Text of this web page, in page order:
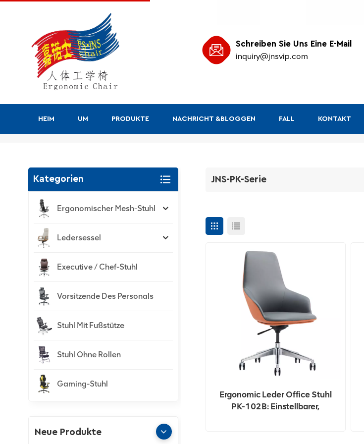
Schreiben Sie Uns Eine E-Mail
inquiry@jnsvip.com
HEIM UM PRODUKTE NACHRICHT &BLOGGEN FALL KONTAKT
JNS-PK-Serie
Ergonomic Leder Office Stuhl
PK-102B: Einstellbarer,
Kategorien
Ergonomischer Mesh-Stuhl
Ledersessel
Executive / Chef-Stuhl
Vorsitzende Des Personals
Stuhl Mit Fußstütze
Stuhl Ohne Rollen
Gaming-Stuhl
Neue Produkte